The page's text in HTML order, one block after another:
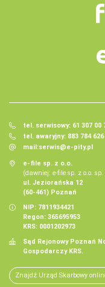
tel. serwisowy: 61 307 00
tel. awaryjny: 883 784
mail:serwis@e-pity.pl
e-file sp. z o.o.
(dawniej: e-file sp. z o.o. sp.
ul. Jeziorańska 12
(60-461) Poznań
NIP: 7811934421
Regon: 365695953
KRS: 0001202973
Sąd Rejonowy Poznań
Gospodarczy KRS.
Znajdź Urząd Skarbowy